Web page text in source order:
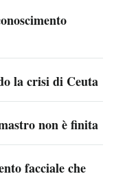
la crisi di Ceuta
non è finita
facciale che